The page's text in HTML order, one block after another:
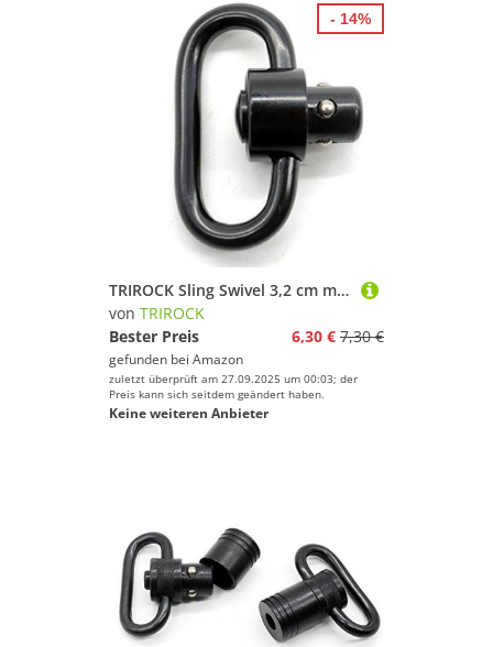
TRIROCK Sling Swivel 3,2 cm mit Push Button Quick Release Abnehmbarer
von TRIROCK
Bester Preis
6,30 € 7,30 €
gefunden bei Amazon
zuletzt überprüft am 27.09.2025 um 00:03; der
Preis kann sich seitdem geändert haben.
Keine weiteren Anbieter
- 14%